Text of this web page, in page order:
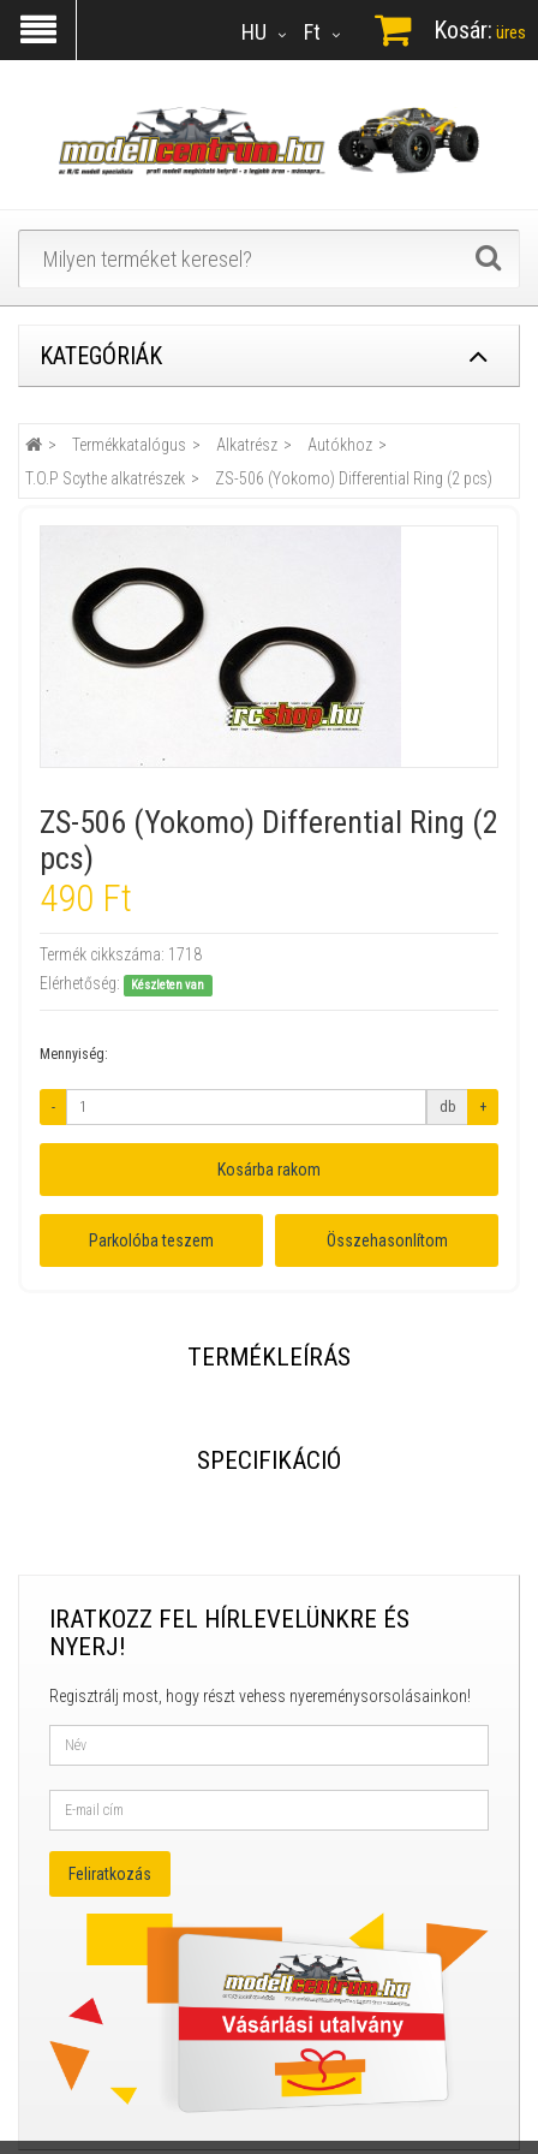
Ft
HU Kosár: üres
KATEGÓRIÁK
Termékkatalógus Alkatrész
Autókhoz
T.O.P Scythe alkatrészek
ZS-506 (Yokomo) Differential Ring (2 pcs)
ZS-506 (Yokomo) Differential Ring (2
pcs)
490 Ft
Termék cikkszáma: 1718
Elérhetőség:
Készleten van
Mennyiség:
- db +
Kosárba rakom
Parkolóba teszem Összehasonlítom
TERMÉKLEÍRÁS
SPECIFIKÁCIÓ
IRATKOZZ FEL HÍRLEVELÜNKRE ÉS
NYERJ!
Regisztrálj most, hogy részt vehess nyereménysorsolásainkon!